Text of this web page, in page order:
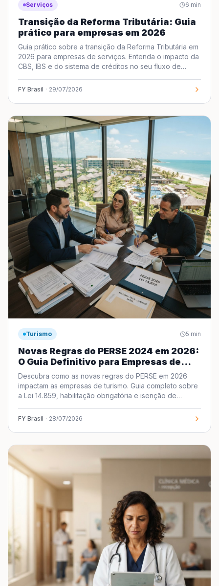
Serviços 6 min
Transição da Reforma Tributária: Guia
prático para empresas em 2026
Guia prático sobre a transição da Reforma Tributária em
2026 para empresas de serviços. Entenda o impacto da
CBS, IBS e do sistema de créditos no seu fluxo de
FY Brasil · 29/07/2026
Turismo 5 min
Novas Regras do PERSE 2024 em 2026:
O Guia Definitivo para Empresas de
Turismo
Descubra como as novas regras do PERSE em 2026
impactam as empresas de turismo. Guia completo sobre
a Lei 14.859, habilitação obrigatória e isenção de
FY Brasil · 28/07/2026